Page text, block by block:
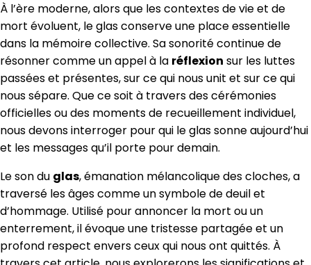
À l’ère moderne, alors que les contextes de vie et de
mort évoluent, le glas conserve une place essentielle
dans la mémoire collective. Sa sonorité continue de
résonner comme un appel à la réflexion sur les luttes
passées et présentes, sur ce qui nous unit et sur ce qui
nous sépare. Que ce soit à travers des cérémonies
officielles ou des moments de recueillement individuel,
nous devons interroger pour qui le glas sonne aujourd’hui
et les messages qu’il porte pour demain.
Le son du glas, émanation mélancolique des cloches, a
traversé les âges comme un symbole de deuil et
d’hommage. Utilisé pour annoncer la mort ou un
enterrement, il évoque une tristesse partagée et un
profond respect envers ceux qui nous ont quittés. À